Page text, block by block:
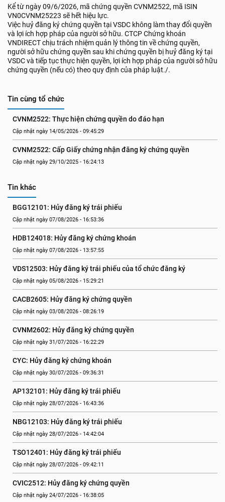
Kể từ ngày 09/6/2026, mã chứng quyền CVNM2522, mã ISIN
VN0CVNM25223 sẽ hết hiệu lực.
Việc huỷ đăng ký chứng quyền tại VSDC không làm thay đổi quyền
và lợi ích hợp pháp của người sở hữu. CTCP Chứng khoán
VNDIRECT chịu trách nhiệm quản lý thông tin về chứng quyền,
người sở hữu chứng quyền sau khi chứng quyền bị huỷ đăng ký tại
VSDC và tiếp tục thực hiện quyền, lợi ích hợp pháp của người sở hữu
chứng quyền (nếu có) theo quy định của pháp luật./.
Tin cùng tổ chức
CVNM2522: Thực hiện chứng quyền do đáo hạn
Cập nhật ngày 14/05/2026 - 09:45:29
CVNM2522: Cấp Giấy chứng nhận đăng ký chứng quyền
Cập nhật ngày 29/10/2025 - 16:24:13
Tin khác
BGG12101: Hủy đăng ký trái phiếu
Cập nhật ngày 07/08/2026 - 16:53:36
HDB124018: Hủy đăng ký chứng khoán
Cập nhật ngày 07/08/2026 - 13:57:55
VDS12503: Hủy đăng ký trái phiếu của tổ chức đăng ký
Cập nhật ngày 05/08/2026 - 15:29:21
CACB2605: Hủy đăng ký chứng quyền
Cập nhật ngày 03/08/2026 - 08:26:19
CVNM2602: Hủy đăng ký chứng quyền
Cập nhật ngày 31/07/2026 - 16:22:29
CYC: Hủy đăng ký chứng khoán
Cập nhật ngày 30/07/2026 - 09:36:31
AP132101: Hủy đăng ký trái phiếu
Cập nhật ngày 28/07/2026 - 16:43:36
NBG12103: Hủy đăng ký trái phiếu
Cập nhật ngày 28/07/2026 - 14:42:04
TSO12401: Hủy đăng ký trái phiếu
Cập nhật ngày 28/07/2026 - 09:42:11
CVIC2512: Hủy đăng ký chứng quyền
Cập nhật ngày 24/07/2026 - 16:38:05